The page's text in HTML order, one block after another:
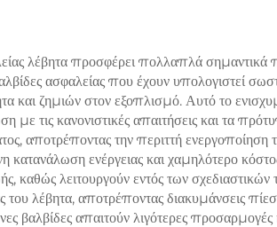
εργοστασίων
ενέργειας
λέβητα προσφέρει πολλαπλά
ασφαλείας που έχουν υπολογιστεί
και ζημιών στον εξοπλισμό. Αυτό το
τις κανονιστικές απαιτήσεις και τα
αποτρέποντας την περιττή ενεργοποίηση
ενέργειας και χαμηλότερο
καθώς λειτουργούν εντός των
του λέβητα, αποτρέποντας διακυμάνσεις
βαλβίδες απαιτούν λιγότερες